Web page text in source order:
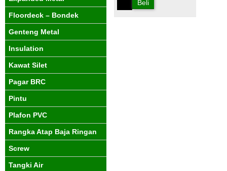
Beli
Floordeck – Bondek
Genteng Metal
Insulation
Kawat Silet
Pagar BRC
Pintu
Plafon PVC
Rangka Atap Baja Ringan
Screw
Tangki Air